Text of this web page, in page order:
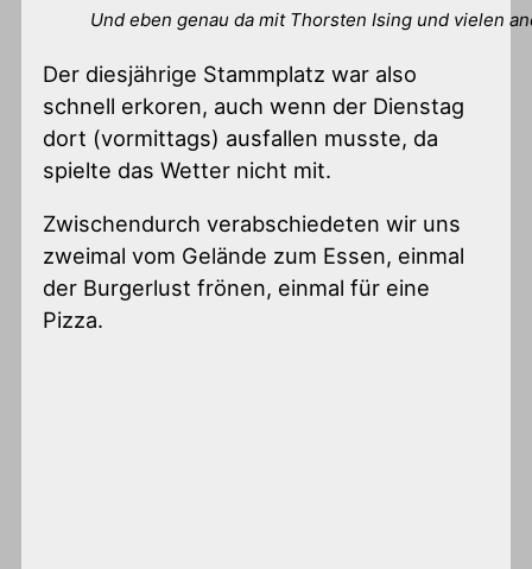
Und eben genau da mit Thorsten Ising und vielen
Der diesjährige Stammplatz war also
schnell erkoren, auch wenn der Dienstag
dort (vormittags) ausfallen musste, da
spielte das Wetter nicht mit.
Zwischendurch verabschiedeten wir uns
zweimal vom Gelände zum Essen, einmal
der Burgerlust frönen, einmal für eine
Pizza.